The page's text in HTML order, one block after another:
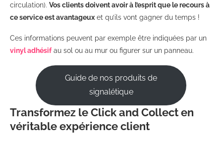
circulation). Vos clients doivent avoir à l’esprit que le recours à
ce service est avantageux et qu’ils vont gagner du temps !
Ces informations peuvent par exemple être indiquées par un
vinyl adhésifau sol ou au mur ou figurer sur un panneau.
Guide de nos produits de
signalétique
Transformez le Click and Collect en
véritable expérience client